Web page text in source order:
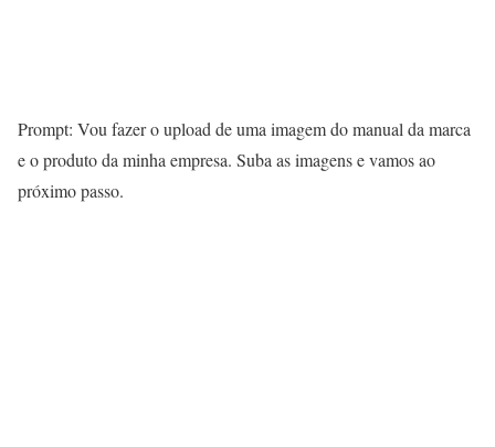
Prompt: Vou fazer o upload de uma imagem do manual da marca
e o produto da minha empresa. Suba as imagens e vamos ao
próximo passo.